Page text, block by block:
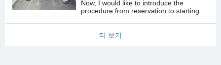
Now, I would like to introduce the
procedure from reservation to starting...
더 보기